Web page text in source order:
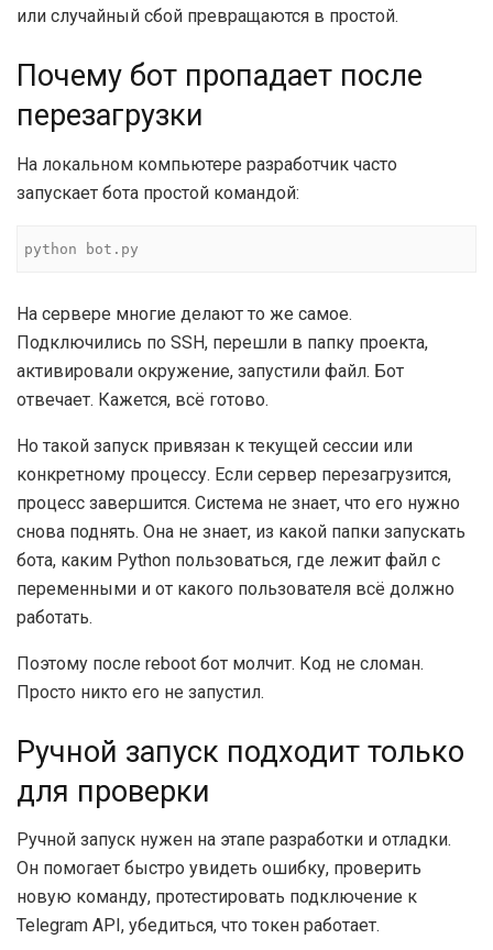
или случайный сбой превращаются в простой.
Почему бот пропадает после
перезагрузки
На локальном компьютере разработчик часто
запускает бота простой командой:
python bot.py
На сервере многие делают то же самое.
Подключились по SSH, перешли в папку проекта,
активировали окружение, запустили файл. Бот
отвечает. Кажется, всё готово.
Но такой запуск привязан к текущей сессии или
конкретному процессу. Если сервер перезагрузится,
процесс завершится. Система не знает, что его нужно
снова поднять. Она не знает, из какой папки запускать
бота, каким Python пользоваться, где лежит файл с
переменными и от какого пользователя всё должно
работать.
Поэтому после reboot бот молчит. Код не сломан.
Просто никто его не запустил.
Ручной запуск подходит только
для проверки
Ручной запуск нужен на этапе разработки и отладки.
Он помогает быстро увидеть ошибку, проверить
новую команду, протестировать подключение к
Telegram API, убедиться, что токен работает.